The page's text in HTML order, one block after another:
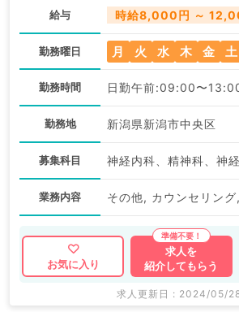
給与 時給8,000円 ～
勤務曜日 月 火 水 木 金 土
勤務時間 日勤午前:09:00〜
勤務地 新潟県新潟市中央区
募集科目
業務内容 その他, カウンセリン
お気に入り
求人を
紹介してもらう
求人更新日 : 2024/05/